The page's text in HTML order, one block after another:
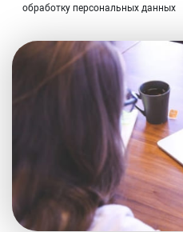
обработку персональных данных